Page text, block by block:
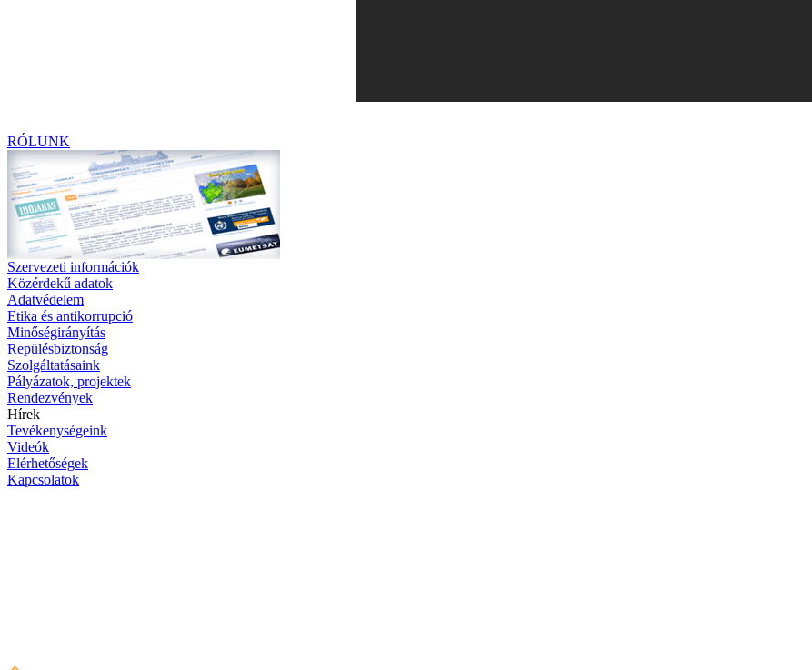
RÓLUNK
Szervezeti információk
Közérdekű adatok
Adatvédelem
Etika és antikorrupció
Minőségirányítás
Repülésbiztonság
Szolgáltatásaink
Pályázatok, projektek
Rendezvények
Hírek
Tevékenységeink
Videók
Elérhetőségek
Kapcsolatok